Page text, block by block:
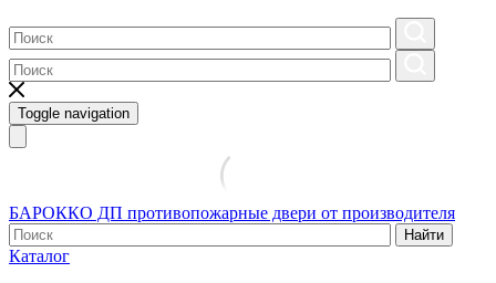
Toggle navigation
БАРОККО ДП противопожарные двери от производителя
Найти
Каталог